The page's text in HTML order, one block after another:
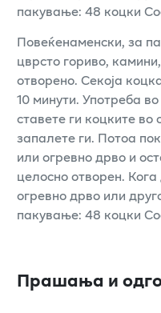
пакување: 48 коцки
Повеќенаменски, за
цврсто гориво,
отворено. Секоја
10 минути. Употреба
ставете ги коцките
запалете ги. Потоа
или огревно дрво и
целосно отворен.
огревно дрво или
пакување: 48 коцки
Прашања и